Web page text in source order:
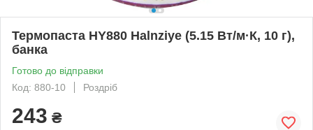
Термопаста HY880 Halnziye (5.15 Вт/м·К, 10 г),
банка
Готово до відправки
Код: 880-10
Роздріб
243 ₴